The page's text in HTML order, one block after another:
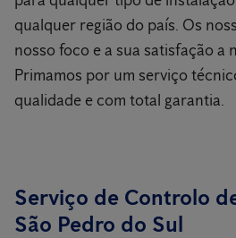
qualquer região do país. Os
nosso foco e a sua satisfação a
Primamos por um serviço
qualidade e com total garantia.
Serviço de Controlo
São Pedro do Sul